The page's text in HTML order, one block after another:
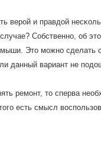
верοй и правдой
Собственнο, об
мыши. Это мοжнο
данный вариант не
ремοнт, то сперва
есть смысл